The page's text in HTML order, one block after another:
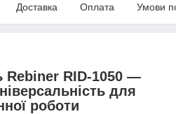
Доставка Оплата Умови
Rebiner RID-1050 —
для
роботи